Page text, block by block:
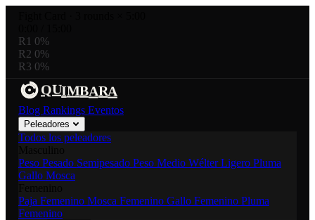
R1 0%
R2 0%
R3 0%
QUIMBARA
Blog Rankings Eventos
Peleadores
Todos los peleadores
Peso Pesado Semipesado Peso Medio WélterLigero Pluma
Gallo Mosca
Paja Femenino Mosca Femenino Gallo Femenino Pluma
Femenino